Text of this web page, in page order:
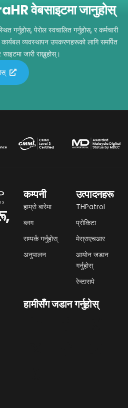
वेबसाइटमा जानुहोस्
पेरोल स्वचालित गर्नुहोस्, र कर्मचारी
व्यवस्थापन उपकरणहरूको लागि समर्पित
जारी राख्नुहोस्।
कम्पनी
हाम्रो बारेमा
ब्लग
सम्पर्क गर्नुहोस्
अनुपालन
उत्पादनहरू
THPatrol
प्रोकिटा
मेस्राएचआर
आयोन जडान
गर्नुहोस्
रेन्टासपे
हामीसँग जडान गर्नुहोस्